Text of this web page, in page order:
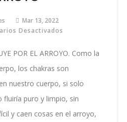
Mar 13, 2022
Desactivados
AGUA
FLUYE
POR
ARROYO
POR EL ARROYO. Como la
los chakras son
nuestro cuerpo, si solo
fluiría puro y limpio, sin
y caen cosas en el arroyo,